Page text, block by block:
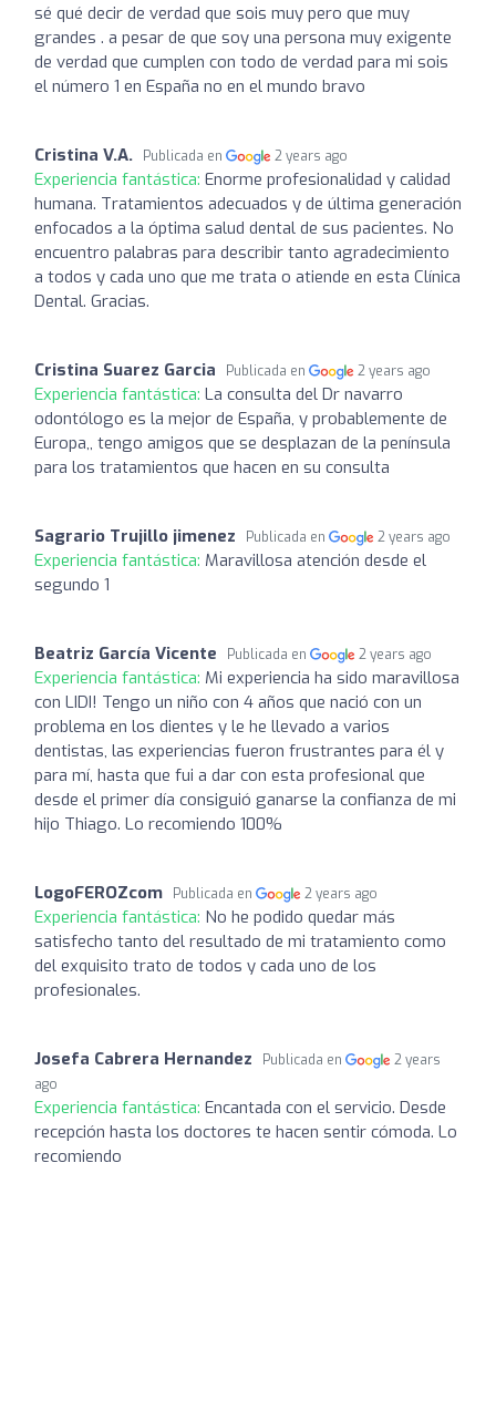
sé qué decir de verdad que sois muy pero que muy
grandes . a pesar de que soy una persona muy exigente
de verdad que cumplen con todo de verdad para mi sois
el número 1 en España no en el mundo bravo
Cristina V.A. Publicada en 2 years ago
Experiencia fantástica: Enorme profesionalidad y calidad
humana. Tratamientos adecuados y de última generación
enfocados a la óptima salud dental de sus pacientes. No
encuentro palabras para describir tanto agradecimiento
a todos y cada uno que me trata o atiende en esta Clínica
Dental. Gracias.
Cristina Suarez Garcia Publicada en 2 years ago
Experiencia fantástica: La consulta del Dr navarro
odontólogo es la mejor de España, y probablemente de
Europa,, tengo amigos que se desplazan de la península
para los tratamientos que hacen en su consulta
Sagrario Trujillo jimenez Publicada en 2 years ago
Experiencia fantástica: Maravillosa atención desde el
segundo 1
Beatriz García Vicente Publicada en 2 years ago
Experiencia fantástica: Mi experiencia ha sido maravillosa
con LIDI! Tengo un niño con 4 años que nació con un
problema en los dientes y le he llevado a varios
dentistas, las experiencias fueron frustrantes para él y
para mí, hasta que fui a dar con esta profesional que
desde el primer día consiguió ganarse la confianza de mi
hijo Thiago. Lo recomiendo 100%
LogoFEROZcom Publicada en 2 years ago
Experiencia fantástica: No he podido quedar más
satisfecho tanto del resultado de mi tratamiento como
del exquisito trato de todos y cada uno de los
profesionales.
Josefa Cabrera Hernandez Publicada en
2 years
ago
Experiencia fantástica: Encantada con el servicio. Desde
recepción hasta los doctores te hacen sentir cómoda. Lo
recomiendo